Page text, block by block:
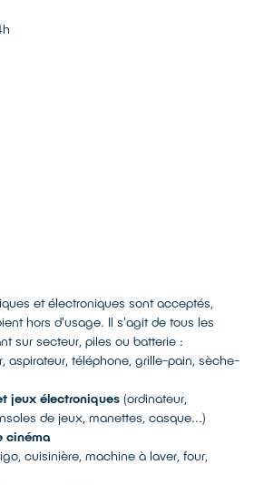
et électroniques sont acceptés,
hors d'usage. Il s'agit de tous les
sur secteur, piles ou batterie :
aspirateur, téléphone, grille-pain, sèche-
jeux électroniques (ordinateur,
de jeux, manettes, casque...)
cinéma
cuisinière, machine à laver, four,